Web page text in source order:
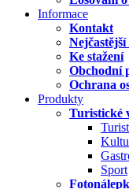
Informace
Kontakt
Ke stažení
Obchodní
Ochrana
Produkty
Turistické
Sport